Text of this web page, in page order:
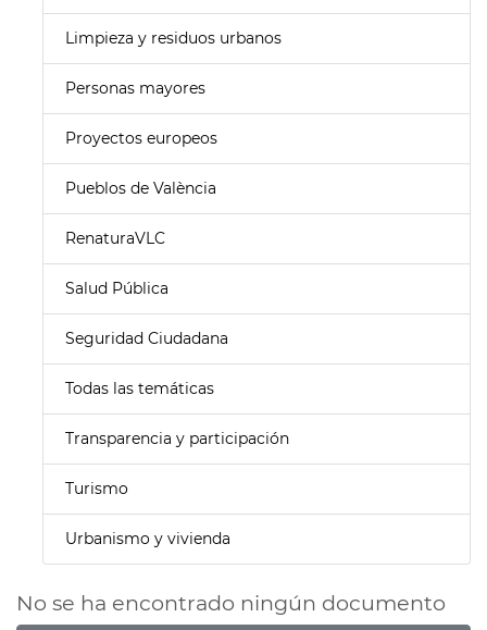
Limpieza y residuos urbanos
Personas mayores
Proyectos europeos
Pueblos de València
RenaturaVLC
Salud Pública
Seguridad Ciudadana
Todas las temáticas
Transparencia y participación
Turismo
Urbanismo y vivienda
No se ha encontrado ningún documento